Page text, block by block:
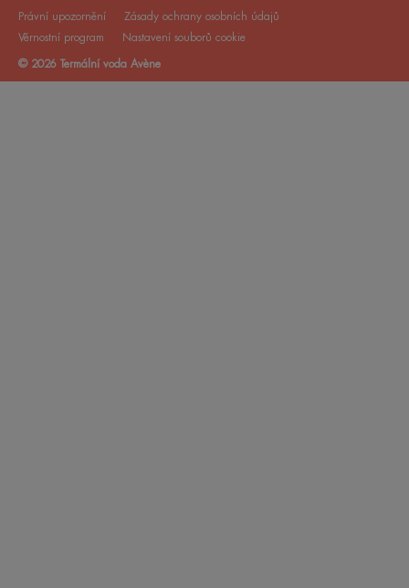
Právní upozornění
Zásady ochrany osobních údajů
Věrnostní program
Nastavení souborů cookie
© 2026 Termální voda Avène